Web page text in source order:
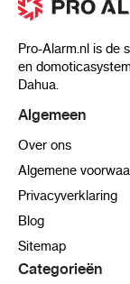
Pro-Alarm.nl is de
en
Dahua.
Algemeen
Over ons
Algemene
Privacyverklaring
Blog
Sitemap
Categorieën